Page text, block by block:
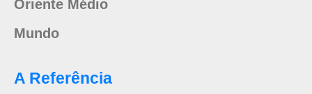
Oriente Médio
Mundo
A Referência